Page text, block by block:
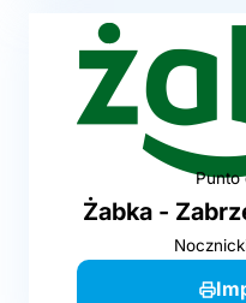
Punto
Żabka -